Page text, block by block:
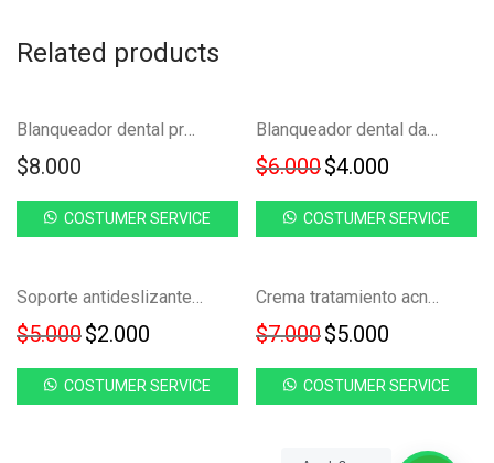
Related products
$8.000
COSTUMER SERVICE
33%
$6.000Original price
$4.000
COSTUMER SERVICE
-60%
$5.000Original price was: $5.000.
$2.000 Current price is: $2.000.
COSTUMER SERVICE
-29%
$7.000Original price
$5.000
COSTUMER SERVICE